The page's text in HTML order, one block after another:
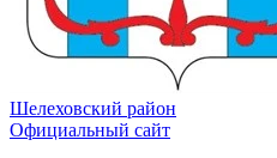
Шелеховский район
Официальный сайт